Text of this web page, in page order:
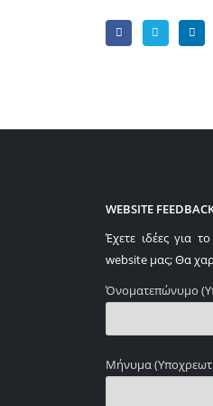
WEBSITE
Έχετε ιδέες για
website μας; Θα
Όνοματεπώνυμο
Μήνυμα